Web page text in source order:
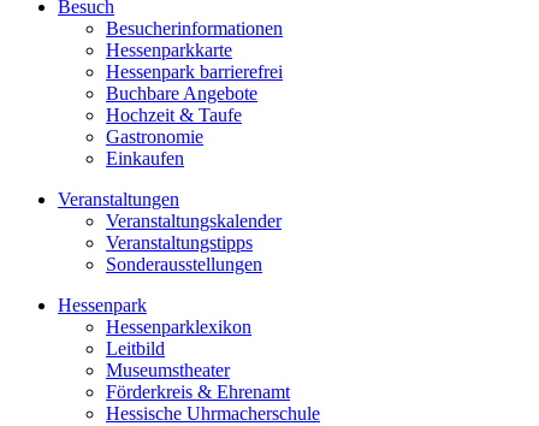
Besuch
Besucherinformationen
Hessenparkkarte
Hessenpark barrierefrei
Buchbare Angebote
Hochzeit & Taufe
Gastronomie
Einkaufen
Veranstaltungen
Veranstaltungskalender
Veranstaltungstipps
Sonderausstellungen
Hessenpark
Hessenparklexikon
Leitbild
Museumstheater
Förderkreis & Ehrenamt
Hessische Uhrmacherschule